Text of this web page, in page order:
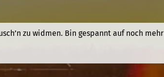
zu widmen. Bin gespannt auf noch mehr